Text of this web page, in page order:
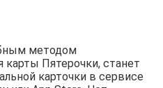
методом
карты Пятерочки, станет
карточки в сервисе